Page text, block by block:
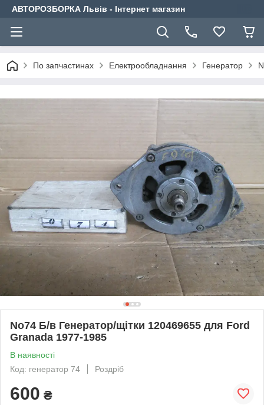
АВТОРОЗБОРКА Львів - Інтернет магазин
По запчастинах Електрообладнання Генератор
No74 Б/в Генератор/щітки 120469655 для Ford
Granada 1977-1985
В наявності
Код: генератор 74
Роздріб
600 ₴